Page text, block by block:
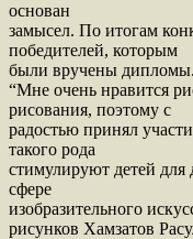
основан
замысел. По итогам
победителей, которым
были вручены дипломы.
“Мне очень нравится
рисования, поэтому с
радостью принял
такого рода
стимулируют детей для
сфере
изобразительного
рисунков Хамзатов